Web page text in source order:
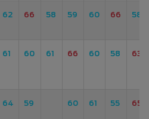
62 66 58 59 60 66 58
61 60 61 66 60 58 63
64 59 60 61 55 65